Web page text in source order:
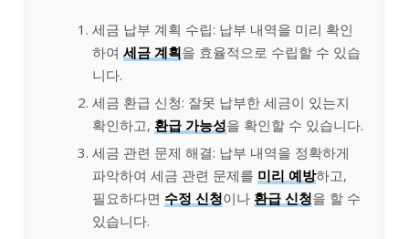
세금 납부 계획 수립: 납부 내역을 미리 확인
하여 세금 계획을 효율적으로 수립할 수 있습
니다.
세금 환급 신청: 잘못 납부한 세금이 있는지
확인하고, 환급 가능성을 확인할 수 있습니다.
세금 관련 문제 해결: 납부 내역을 정확하게
파악하여 세금 관련 문제를 미리 예방하고,
필요하다면 수정 신청이나 환급 신청을 할 수
있습니다.